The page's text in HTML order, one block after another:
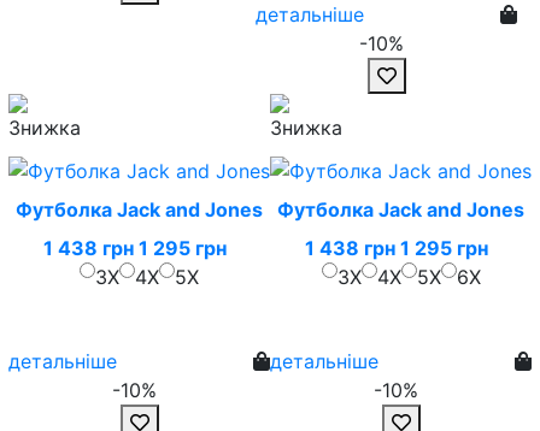
детальніше
-10%
Футболка Jack and Jones
1 438 грн 1 295 грн
3X
4X 5X
детальніше
-10%
Футболка Jack and Jones
1 438 грн 1 295 грн
3X
4X 5X 6X
детальніше
-10%